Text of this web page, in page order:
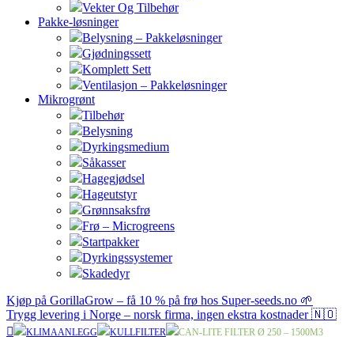
Vekter Og Tilbehør
Pakke-løsninger
Belysning – Pakkeløsninger
Gjødningssett
Komplett Sett
Ventilasjon – Pakkeløsninger
Mikrogrønt
Tilbehør
Belysning
Dyrkingsmedium
Såkasser
Hagegjødsel
Hageutstyr
Grønnsaksfrø
Frø – Microgreens
Startpakker
Dyrkingssystemer
Skadedyr
Kjøp på GorillaGrow – få 10 % på frø hos Super-seeds.no 🌱
Trygg levering i Norge – norsk firma, ingen ekstra kostnader 🇳🇴
KLIMAANLEGG KULLFILTER CAN-LITE FILTER Ø 250 – 1500M3